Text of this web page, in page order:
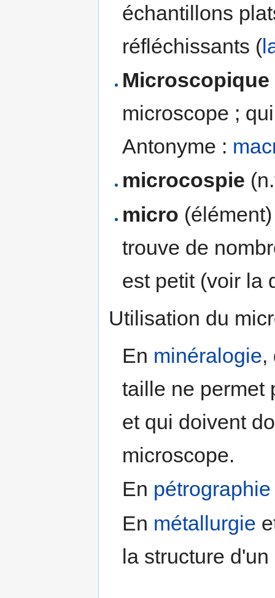
échantillons
réfléchissants (
Microscopique
microscope ;
Antonyme :
microcospie
micro
trouve de
est petit (voir la
Utilisation du
En minéralogie,
taille ne permet
et qui doivent
microscope.
En pétrographie
En métallurgie
la structure d'un